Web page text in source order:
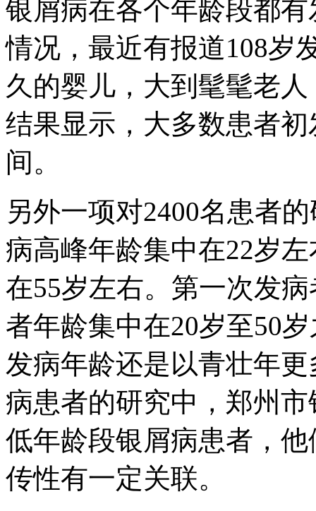
银屑病在各个年龄段都
情况，最近有报道108岁
久的婴儿，大到髦髦老
结果显示，大多数患者
间。
另外一项对2400名患者
病高峰年龄集中在22岁
在55岁左右。第一次发
者年龄集中在20岁至50
发病年龄还是以青壮年
病患者的研究中，郑州
低年龄段银屑病患者，
传性有一定关联。